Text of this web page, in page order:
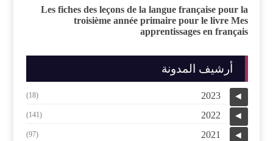
Les fiches des leçons de la langue française pour la
troisième année primaire pour le livre Mes
apprentissages en français
أرشيف المدونة
◄
2023
(18)
◄
2022
(141)
◄
2021
(97)